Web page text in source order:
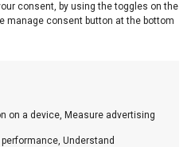
consent, by using the toggles on the
manage consent button at the bottom
on a device, Measure advertising
Understand
— de witte as bevat